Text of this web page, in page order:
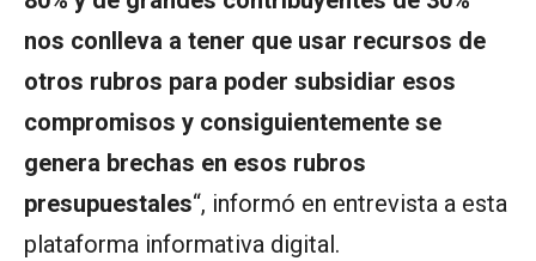
nos conlleva a tener que usar recursos de
otros rubros para poder subsidiar esos
compromisos y consiguientemente se
genera brechas en esos rubros
presupuestales“, informó en entrevista a esta
plataforma informativa digital.